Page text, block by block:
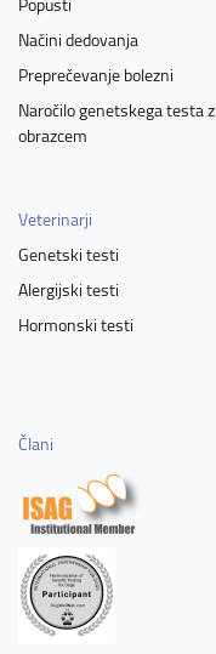
Načini dedovanja
Preprečevanje bolezni
Naročilo genetskega testa z
obrazcem
Veterinarji
Genetski testi
Alergijski testi
Hormonski testi
Člani